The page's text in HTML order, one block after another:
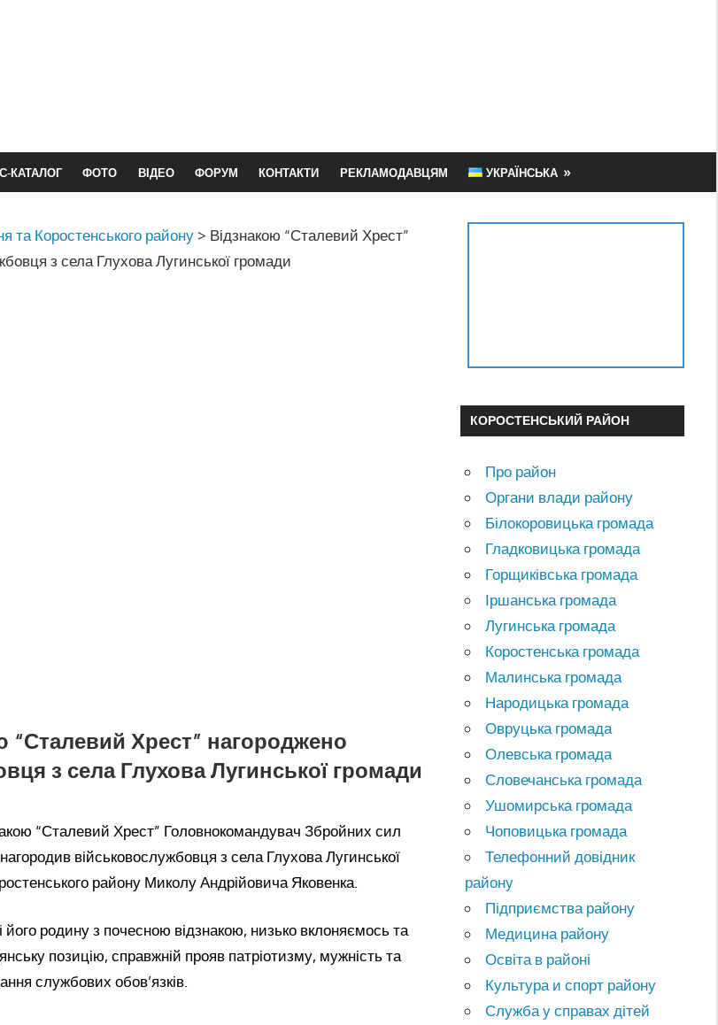
КАТАЛОГ ФОТО ВІДЕО ФОРУМ КОНТАКТИ РЕКЛАМОДАВЦЯМ УКРАЇНСЬКА
та Коростенського району > Відзнакою “Сталевий Хрест”
з села Глухова Лугинської громади
“Сталевий Хрест” нагороджено
з села Глухова Лугинської громади
“Сталевий Хрест” Головнокомандувач Збройних сил
військовослужбовця з села Глухова Лугинської
району Миколу Андрійовича Яковенка.
його родину з почесною відзнакою, низько вклоняємось та
позицію, справжній прояв патріотизму, мужність та
службових обов’язків.
КОРОСТЕНСЬКИЙ РАЙОН
Про район
Органи влади району
Білокоровицька громада
Гладковицька громада
Горщиківська громада
Іршанська громада
Лугинська громада
Коростенська громада
Малинська громада
Народицька громада
Овруцька громада
Олевська громада
Словечанська громада
Ушомирська громада
Чоповицька громада
Телефонний довідник
району
Підприємства району
Медицина району
Освіта в районі
Культура и спорт району
Служба у справах дітей